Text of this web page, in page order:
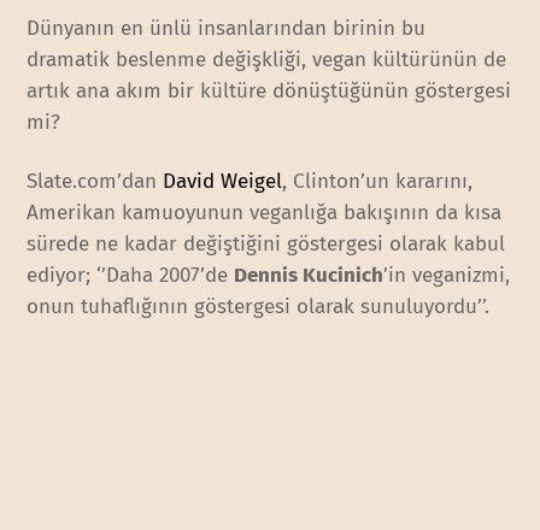
Dünyanın en ünlü insanlarından birinin bu
dramatik beslenme değişkliği, vegan kültürünün de
artık ana akım bir kültüre dönüştüğünün göstergesi
mi?
Slate.com’dan David Weigel, Clinton’un kararını,
Amerikan kamuoyunun veganlığa bakışının da kısa
sürede ne kadar değiştiğini göstergesi olarak kabul
ediyor; ‘’Daha 2007’de Dennis Kucinich’in veganizmi,
onun tuhaflığının göstergesi olarak sunuluyordu’’.